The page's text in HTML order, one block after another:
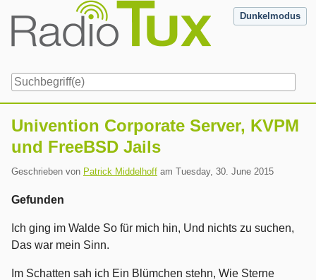
content
Dunkelmodus
Univention Corporate Server, KVPM
und FreeBSD Jails
Geschrieben von Patrick Middelhoff am Tuesday, 30. June 2015
Gefunden
Ich ging im Walde So für mich hin, Und nichts zu suchen,
Das war mein Sinn.
Im Schatten sah ich Ein Blümchen stehn, Wie Sterne